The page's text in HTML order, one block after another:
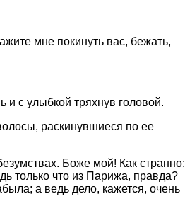
мне покинуть вас, бежать,
с улыбкой тряхнув головой.
раскинувшиеся по ее
Боже мой! Как странно:
только что из Парижа, правда?
а ведь дело, кажется, очень